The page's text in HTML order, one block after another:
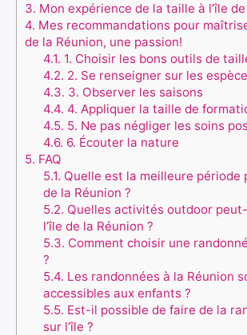
3. Mon expérience de la taille à l’île
4. Mes recommandations pour
de la Réunion, une passion!
4.1. 1. Choisir les bons outils de
4.2. 2. Se renseigner sur les
4.3. 3. Observer les saisons
4.4. 4. Appliquer la taille de
4.5. 5. Ne pas négliger les soins
4.6. 6. Écouter la nature
5. FAQ
5.1. Quelle est la meilleure période
de la Réunion ?
5.2. Quelles activités outdoor
l’île de la Réunion ?
5.3. Comment choisir une
?
5.4. Les randonnées à la Réunion
accessibles aux enfants ?
5.5. Est-il possible de faire de la
sur l’île ?